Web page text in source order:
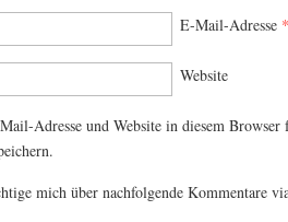
E-Mail-Adresse *
Website
Adresse und Website in diesem Browser
mich über nachfolgende Kommentare